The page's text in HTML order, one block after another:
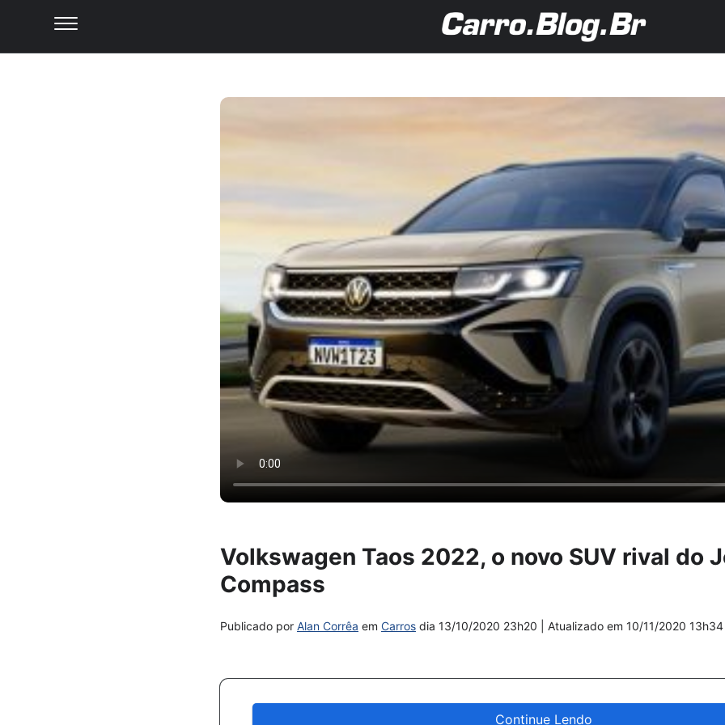
Volkswagen Taos 2022, o novo SUV rival do
Compass
Publicado por Alan Corrêa em Carros dia 13/10/2020 23h20 | Atualizado em 10/11/2020 13h34
Continue Lendo